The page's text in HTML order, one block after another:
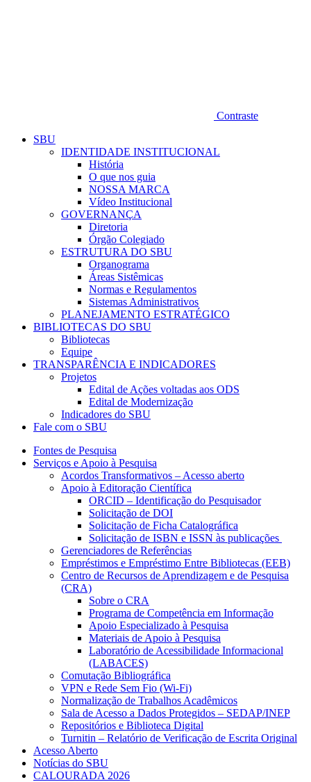
Contraste
SBU
IDENTIDADE INSTITUCIONAL
História
O que nos guia
NOSSA MARCA
Vídeo Institucional
GOVERNANÇA
Diretoria
Órgão Colegiado
ESTRUTURA DO SBU
Organograma
Áreas Sistêmicas
Normas e Regulamentos
Sistemas Administrativos
PLANEJAMENTO ESTRATÉGICO
BIBLIOTECAS DO SBU
Bibliotecas
Equipe
TRANSPARÊNCIA E INDICADORES
Projetos
Edital de Ações voltadas aos ODS
Edital de Modernização
Indicadores do SBU
Fale com o SBU
Fontes de Pesquisa
Serviços e Apoio à Pesquisa
Acordos Transformativos – Acesso aberto
Apoio à Editoração Científica
ORCID – Identificação do Pesquisador
Solicitação de DOI
Solicitação de Ficha Catalográfica
Solicitação de ISBN e ISSN às publicações
Gerenciadores de Referências
Empréstimos e Empréstimo Entre Bibliotecas (EEB)
Centro de Recursos de Aprendizagem e de Pesquisa
(CRA)
Sobre o CRA
Programa de Competência em Informação
Apoio Especializado à Pesquisa
Materiais de Apoio à Pesquisa
Laboratório de Acessibilidade Informacional
(LABACES)
Comutação Bibliográfica
VPN e Rede Sem Fio (Wi-Fi)
Normalização de Trabalhos Acadêmicos
Sala de Acesso a Dados Protegidos – SEDAP/INEP
Repositórios e Biblioteca Digital
Turnitin – Relatório de Verificação de Escrita Original
Acesso Aberto
Notícias do SBU
CALOURADA 2026